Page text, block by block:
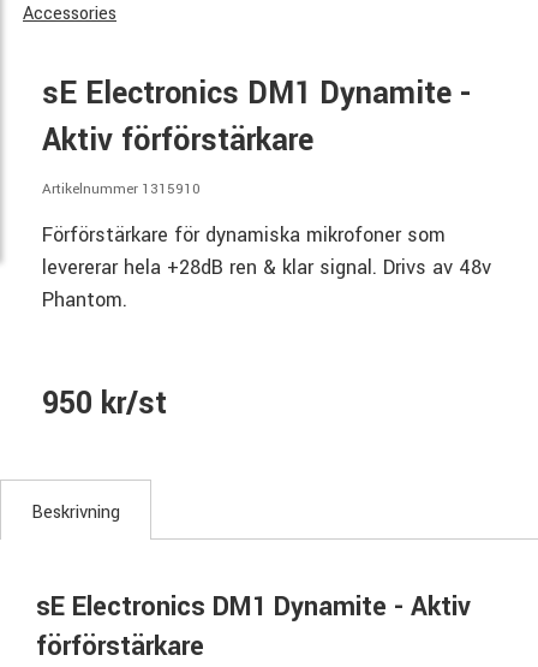
Accessories
sE Electronics DM1 Dynamite -
Aktiv förförstärkare
Artikelnummer 1315910
Förförstärkare för dynamiska mikrofoner som
levererar hela +28dB ren & klar signal. Drivs av 48v
Phantom.
950 kr/st
Beskrivning
sE Electronics DM1 Dynamite - Aktiv
förförstärkare